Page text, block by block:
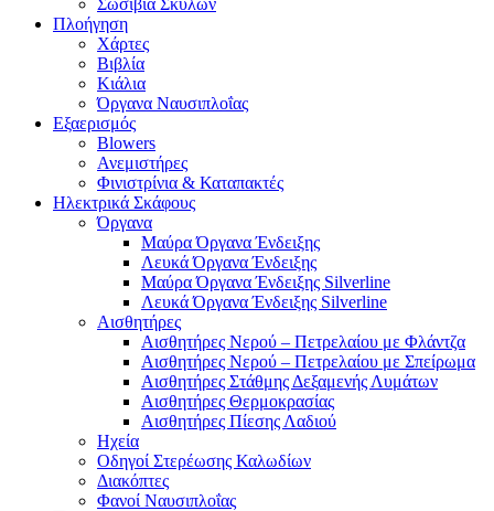
Σωσίβια Σκύλων
Πλοήγηση
Χάρτες
Βιβλία
Κιάλια
Όργανα Ναυσιπλοΐας
Εξαερισμός
Blowers
Ανεμιστήρες
Φινιστρίνια & Καταπακτές
Ηλεκτρικά Σκάφους
Όργανα
Μαύρα Όργανα Ένδειξης
Λευκά Όργανα Ένδειξης
Μαύρα Όργανα Ένδειξης Silverline
Λευκά Όργανα Ένδειξης Silverline
Αισθητήρες
Αισθητήρες Νερού – Πετρελαίου με Φλάντζα
Αισθητήρες Νερού – Πετρελαίου με Σπείρωμα
Αισθητήρες Στάθμης Δεξαμενής Λυμάτων
Αισθητήρες Θερμοκρασίας
Αισθητήρες Πίεσης Λαδιού
Ηχεία
Οδηγοί Στερέωσης Καλωδίων
Διακόπτες
Φανοί Ναυσιπλοΐας